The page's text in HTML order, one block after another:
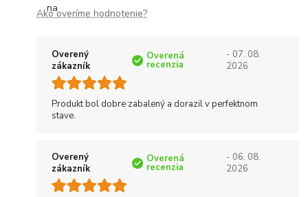
Ako overíme hodnotenie?
Overený
zákazník
Overená
recenzia
- 07. 08.
2026
Produkt bol dobre zabalený a dorazil v perfektnom
stave.
Overený
zákazník
Overená
recenzia
- 06. 08.
2026